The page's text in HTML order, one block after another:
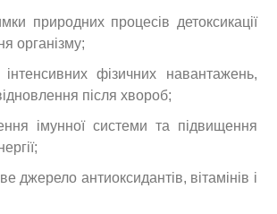
природних процесів детоксикації
організму;
фізичних навантажень,
після хвороб;
імунної системи та підвищення
джерело антиоксидантів, вітамінів і